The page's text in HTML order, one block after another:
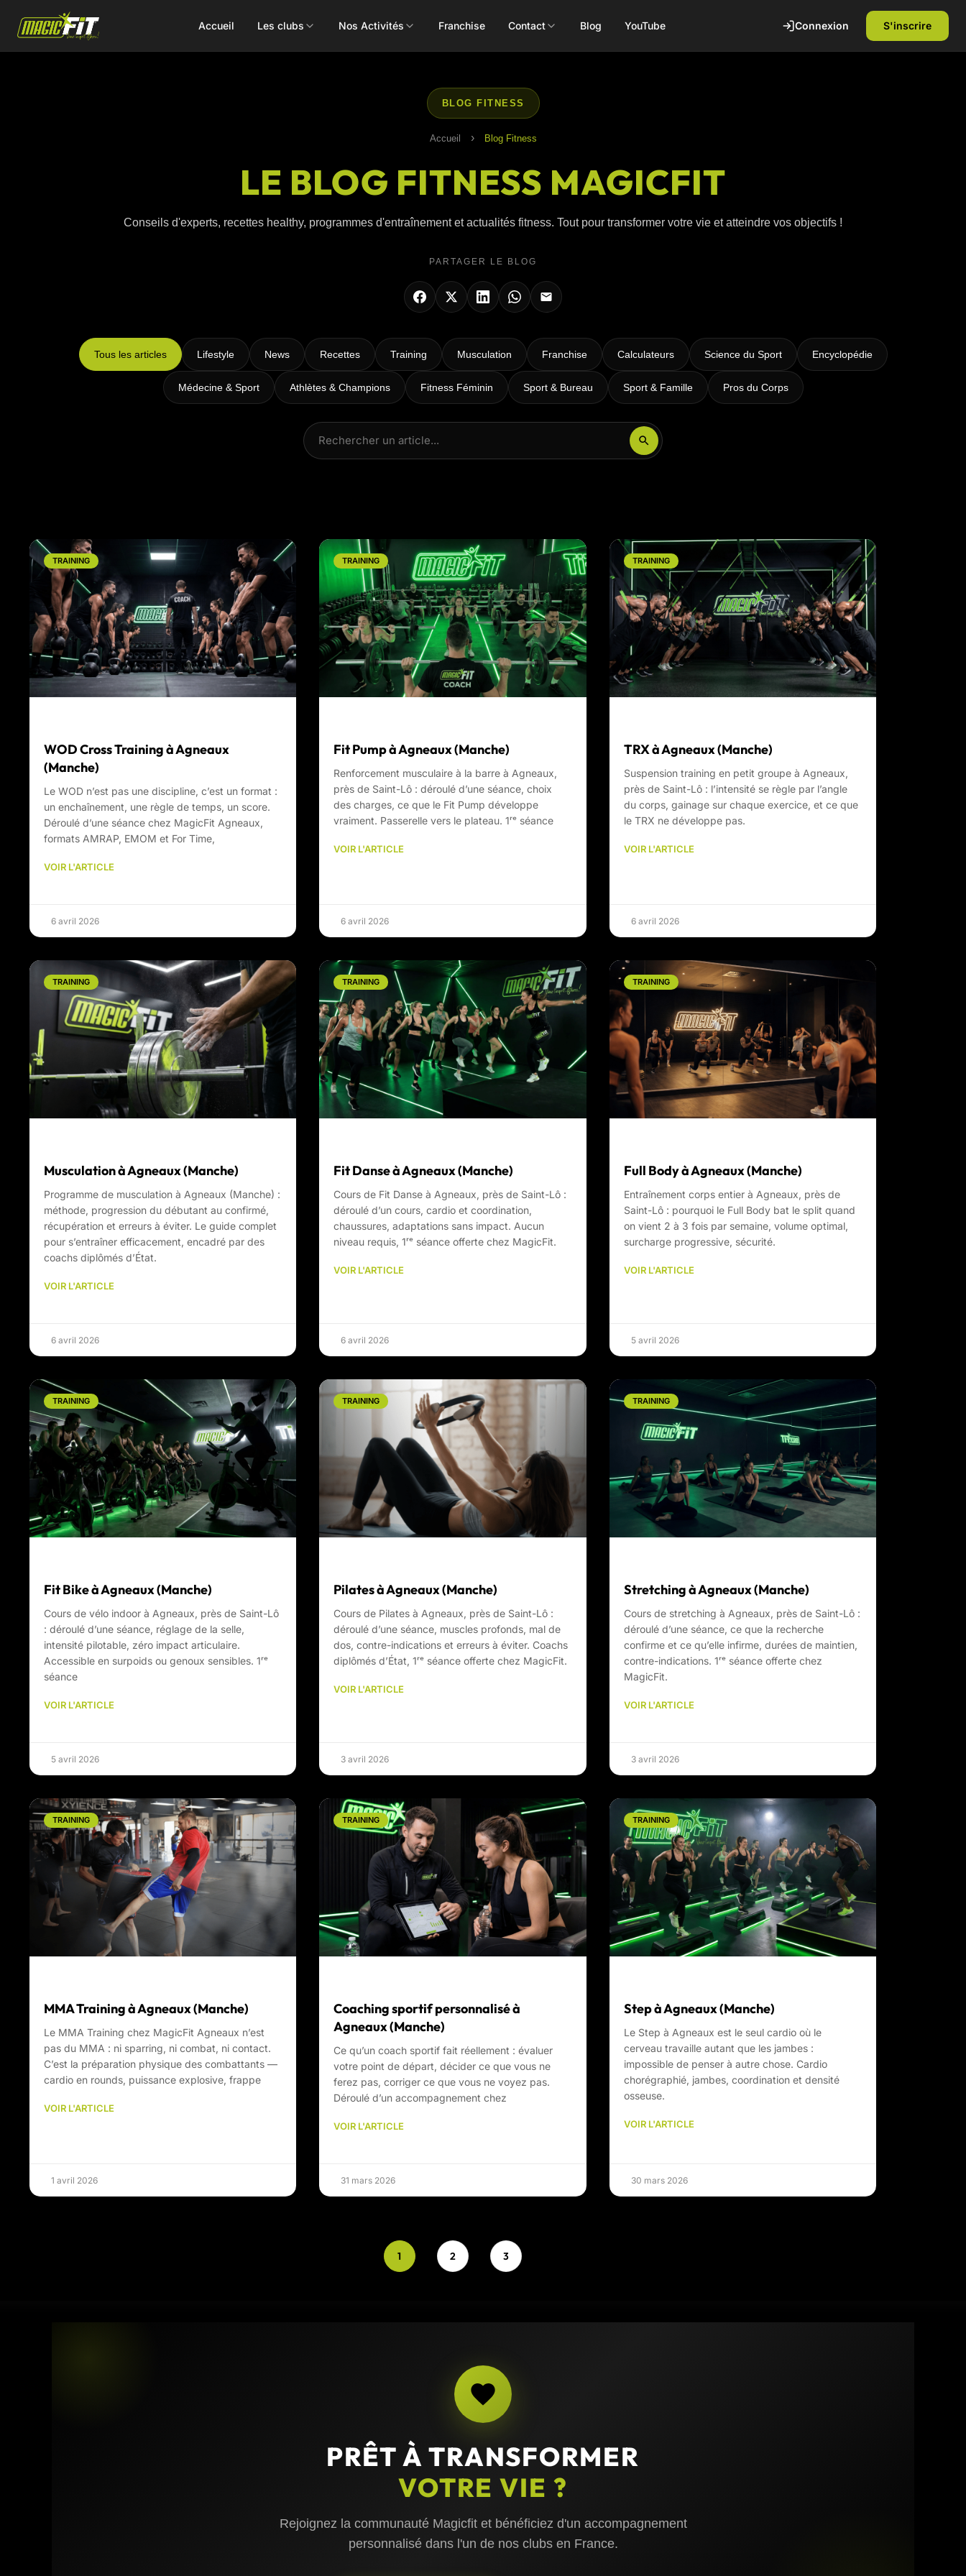
Accueil Les clubs Nos Activités
Renforcement
Intensifs
Cardio
Small Group
Perso
Les Mills
Concept
ALEOP
Aléop Cardio
Aléop Force
Aléop Fight
Booty Shape
Pôle Santé
Zumba Kids
Danse Kids
Franchise Contact Blog YouTube Connexion S'inscrire
BLOG FITNESS
Accueil › Blog Fitness
LE BLOG FITNESS MAGICFIT
Conseils d'experts, recettes healthy, programmes d'entraînement et actualités fitness. Tout pour transformer votre vie et atteindre vos objectifs !
PARTAGER LE BLOG
Tous les articles Lifestyle News Recettes Training Musculation Franchise Calculateurs Science du Sport Encyclopédie
Médecine & Sport Athlètes & Champions Fitness Féminin Sport & Bureau Sport & Famille Pros du Corps
TRAINING
WOD Cross Training à Agneaux
(Manche)
Le WOD n’est pas une discipline, c’est un format :
un enchaînement, une règle de temps, un score.
Déroulé d’une séance chez MagicFit Agneaux,
formats AMRAP, EMOM et For Time,
VOIR L'ARTICLE
6 avril 2026
TRAINING
Fit Pump à Agneaux (Manche)
Renforcement musculaire à la barre à Agneaux,
près de Saint-Lô : déroulé d’une séance, choix
des charges, ce que le Fit Pump développe
vraiment. Passerelle vers le plateau. 1ʳᵉ séance
VOIR L'ARTICLE
6 avril 2026
TRAINING
TRX à Agneaux (Manche)
Suspension training en petit groupe à Agneaux,
près de Saint-Lô : l’intensité se règle par l’angle
du corps, gainage sur chaque exercice, et ce que
le TRX ne développe pas.
VOIR L'ARTICLE
6 avril 2026
TRAINING
Musculation à Agneaux (Manche)
Programme de musculation à Agneaux (Manche) :
méthode, progression du débutant au confirmé,
récupération et erreurs à éviter. Le guide complet
pour s’entraîner efficacement, encadré par des
coachs diplômés d’État.
VOIR L'ARTICLE
6 avril 2026
TRAINING
Fit Danse à Agneaux (Manche)
Cours de Fit Danse à Agneaux, près de Saint-Lô :
déroulé d’un cours, cardio et coordination,
chaussures, adaptations sans impact. Aucun
niveau requis, 1ʳᵉ séance offerte chez MagicFit.
VOIR L'ARTICLE
6 avril 2026
TRAINING
Full Body à Agneaux (Manche)
Entraînement corps entier à Agneaux, près de
Saint-Lô : pourquoi le Full Body bat le split quand
on vient 2 à 3 fois par semaine, volume optimal,
surcharge progressive, sécurité.
VOIR L'ARTICLE
5 avril 2026
TRAINING
Fit Bike à Agneaux (Manche)
Cours de vélo indoor à Agneaux, près de Saint-Lô
: déroulé d’une séance, réglage de la selle,
intensité pilotable, zéro impact articulaire.
Accessible en surpoids ou genoux sensibles. 1ʳᵉ
séance
VOIR L'ARTICLE
5 avril 2026
TRAINING
Pilates à Agneaux (Manche)
Cours de Pilates à Agneaux, près de Saint-Lô :
déroulé d’une séance, muscles profonds, mal de
dos, contre-indications et erreurs à éviter. Coachs
diplômés d’État, 1ʳᵉ séance offerte chez MagicFit.
VOIR L'ARTICLE
3 avril 2026
TRAINING
Stretching à Agneaux (Manche)
Cours de stretching à Agneaux, près de Saint-Lô :
déroulé d’une séance, ce que la recherche
confirme et ce qu’elle infirme, durées de maintien,
contre-indications. 1ʳᵉ séance offerte chez
MagicFit.
VOIR L'ARTICLE
3 avril 2026
TRAINING
MMA Training à Agneaux (Manche)
Le MMA Training chez MagicFit Agneaux n’est
pas du MMA : ni sparring, ni combat, ni contact.
C’est la préparation physique des combattants —
cardio en rounds, puissance explosive, frappe
VOIR L'ARTICLE
1 avril 2026
TRAINING
Coaching sportif personnalisé à
Agneaux (Manche)
Ce qu’un coach sportif fait réellement : évaluer
votre point de départ, décider ce que vous ne
ferez pas, corriger ce que vous ne voyez pas.
Déroulé d’un accompagnement chez
VOIR L'ARTICLE
31 mars 2026
TRAINING
Step à Agneaux (Manche)
Le Step à Agneaux est le seul cardio où le
cerveau travaille autant que les jambes :
impossible de penser à autre chose. Cardio
chorégraphié, jambes, coordination et densité
osseuse.
VOIR L'ARTICLE
30 mars 2026
1 2 3
PRÊT À TRANSFORMER
VOTRE VIE ?
Rejoignez la communauté Magicfit et bénéficiez d'un accompagnement
personnalisé dans l'un de nos clubs en France.